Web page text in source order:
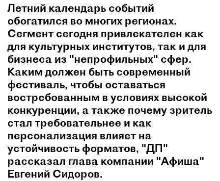
Летний календарь событий
обогатился во многих регионах.
Сегмент сегодня привлекателен как
для культурных институтов, так и для
бизнеса из "непрофильных" сфер.
Каким должен быть современный
фестиваль, чтобы оставаться
востребованным в условиях высокой
конкуренции, а также почему зритель
стал требовательнее и как
персонализация влияет на
устойчивость форматов, "ДП"
рассказал глава компании "Афиша"
Евгений Сидоров.